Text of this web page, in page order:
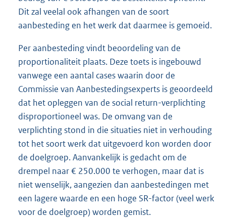
Dit zal veelal ook afhangen van de soort
aanbesteding en het werk dat daarmee is gemoeid.
Per aanbesteding vindt beoordeling van de
proportionaliteit plaats. Deze toets is ingebouwd
vanwege een aantal cases waarin door de
Commissie van Aanbestedingsexperts is geoordeeld
dat het opleggen van de social return-verplichting
disproportioneel was. De omvang van de
verplichting stond in die situaties niet in verhouding
tot het soort werk dat uitgevoerd kon worden door
de doelgroep. Aanvankelijk is gedacht om de
drempel naar € 250.000 te verhogen, maar dat is
niet wenselijk, aangezien dan aanbestedingen met
een lagere waarde en een hoge SR-factor (veel werk
voor de doelgroep) worden gemist.